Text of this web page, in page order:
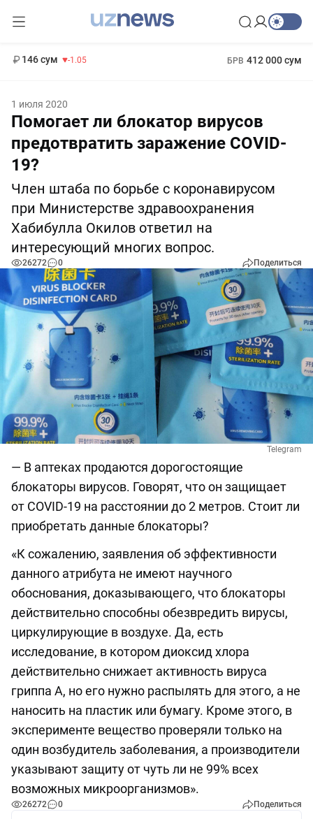
146 сум -1.05 БРВ 412 000 сум
1 июля 2020
Помогает ли блокатор вирусов
предотвратить заражение COVID-
19?
Член штаба по борьбе с коронавирусом
при Министерстве здравоохранения
Хабибулла Окилов ответил на
интересующий многих вопрос.
26272 0 Поделиться
Telegram
— В аптеках продаются дорогостоящие
блокаторы вирусов. Говорят, что он защищает
от COVID-19 на расстоянии до 2 метров. Стоит ли
приобретать данные блокаторы?
«К сожалению, заявления об эффективности
данного атрибута не имеют научного
обоснования, доказывающего, что блокаторы
действительно способны обезвредить вирусы,
циркулирующие в воздухе. Да, есть
исследование, в котором диоксид хлора
действительно снижает активность вируса
гриппа А, но его нужно распылять для этого, а не
наносить на пластик или бумагу. Кроме этого, в
эксперименте вещество проверяли только на
один возбудитель заболевания, а производители
указывают защиту от чуть ли не 99% всех
возможных микроорганизмов».
26272 0 Поделиться